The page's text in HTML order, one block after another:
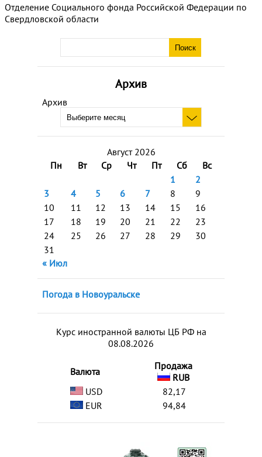
Архив
Архив
Август 2026
Пн
Вт Ср Чт Пт Сб
Вс
1
2
3
4 5 6 7 8
9
10
11 12 13 14 15
16
17
18 19 20 21 22
23
24
25 26 27 28 29
30
31
« Июл
Погода в Новоуральске
Курс иностранной валюты ЦБ РФ на
08.08.2026
Валюта
Продажа
RUB
USD
82,17
EUR
94,84
Отделение Социального фонда Российской Федерации по
Свердловской области